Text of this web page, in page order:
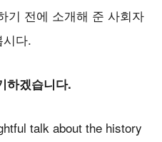
기 전에 소개해 준 사회자
다.
하겠습니다.
talk about the history